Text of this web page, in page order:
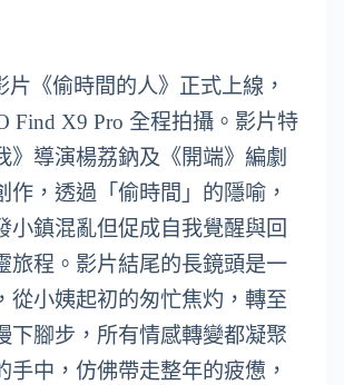
片《偷時間的人》正式上線，
Find X9 Pro 全程拍攝。影片特
》導演楊荔鈉及《開端》編劇
作，透過「偷時間」的隱喻，
小鎮混亂但促成自我覺醒與回
旅程。影片結尾的長鏡頭是一
從小姨起初的匆忙焦灼，轉至
下腳步，所有情感轉變都凝聚
手中，仿佛帶走整年的疲憊，